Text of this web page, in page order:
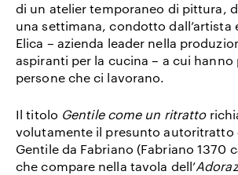
di un atelier temporaneo di pittura,
una settimana, condotto dall’artista
Elica – azienda leader nella
aspiranti per la cucina – a cui hanno
persone che ci lavorano.
Il titolo Gentile come un ritratto
volutamente il presunto autoritratto
Gentile da Fabriano (Fabriano 1370
che compare nella tavola dell’